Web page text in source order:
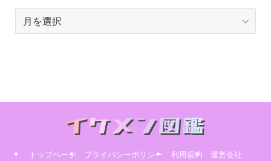
トップページ プライバシーポリシー 利用規約 運営会社